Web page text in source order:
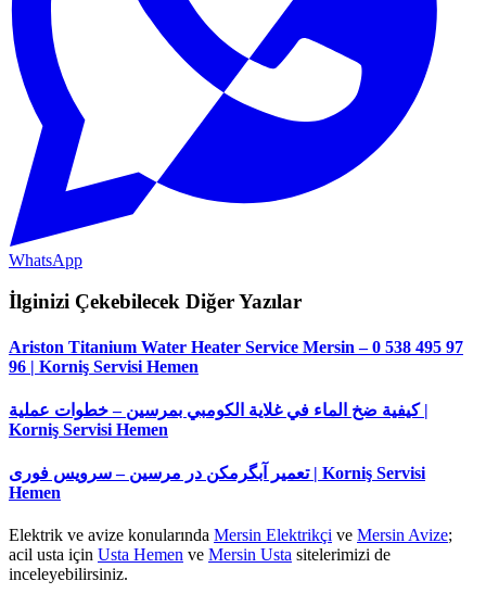
WhatsApp
İlginizi Çekebilecek Diğer Yazılar
Ariston Titanium Water Heater Service Mersin – 0 538 495 97
96 | Korniş Servisi Hemen
كيفية ضخ الماء في غلاية الكومبي بمرسين – خطوات عملية |
Korniş Servisi Hemen
تعمیر آبگرمکن در مرسین – سرویس فوری | Korniş Servisi
Hemen
Elektrik ve avize konularında Mersin Elektrikçi ve Mersin Avize;
acil usta için Usta Hemen ve Mersin Usta sitelerimizi de
inceleyebilirsiniz.